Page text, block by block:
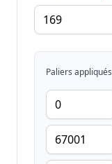
Paliers appliqués